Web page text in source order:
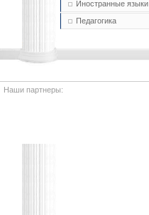
Иностранные языки
Педагогика
Наши партнеры: